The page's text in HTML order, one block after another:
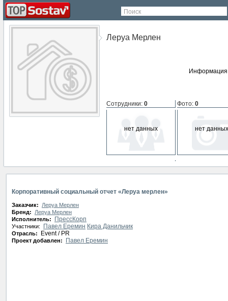
Поиск
Леруа Мерлен
Информация
Сотрудники: 0
нет данных
Фото: 0
нет данных
нет данных
Корпоративный социальный отчет «Леруа мерлен»
Заказчик:
Леруа Мерлен
Бренд:
Леруа Мерлен
Исполнитель:
ПрессКорп
Участники: Павел Еремин Кира Данильчик
Отрасль: Event / PR
Проект добавлен: Павел Еремин